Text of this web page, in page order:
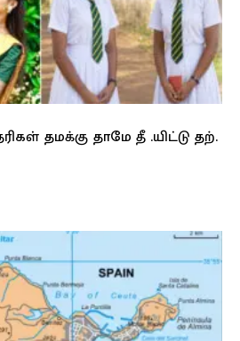
தமக்கு தாமே தீ .யிட்டு தற்.